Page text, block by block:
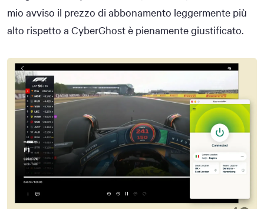
mio avviso il prezzo di abbonamento leggermente più
alto rispetto a CyberGhost è pienamente giustificato.